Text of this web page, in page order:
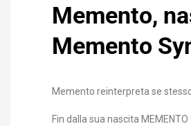
Memento,
Memento
Memento reinterpreta se
Fin dalla sua nascita